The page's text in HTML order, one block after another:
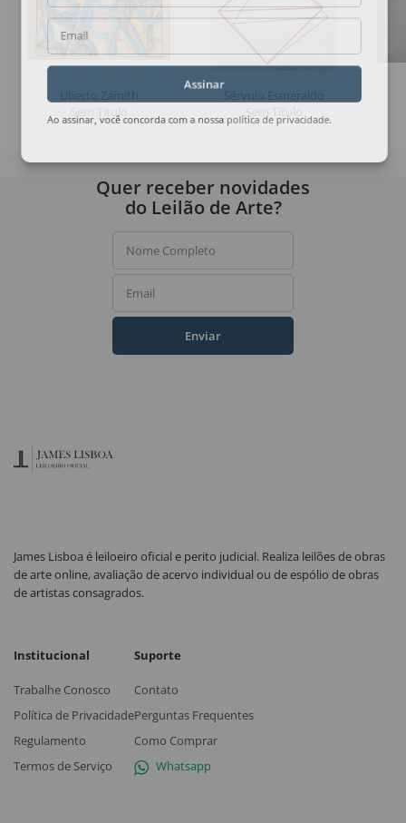
Sem Título
Sem Título
Email
Assinar
Ao assinar, você concorda com a nossa política de privacidade
Quer receber novidades
do Leilão de Arte?
Nome Completo
Email
Enviar
James Lisboa é leiloeiro oficial e perito judicial. Realiza leilões de obras
de arte online, avaliação de acervo individual ou de espólio de obras
de artistas consagrados.
Institucional
Trabalhe Conosco
Política de Privacidade
Regulamento
Termos de Serviço
Suporte
Contato
Perguntas Frequentes
Como Comprar
Whatsapp